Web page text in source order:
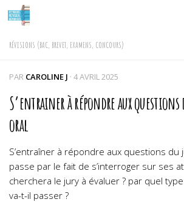
Skip to content
RÉVISIONS (BAC, BREVET, EXAMENS, CONCOURS)
PAR CAROLINE J · 4 AVRIL 2025
S’entrainer à répondre aux
oral
S’entraîner à répondre aux questions du
passe par le fait de s’interroger sur ses
cherchera le jury à évaluer ? par quel
va-t-il passer ?